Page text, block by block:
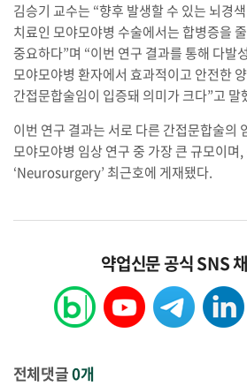
김승기 교수는 “향후 발생할 수 있는 뇌경
치료인 모야모야병 수술에서는 합병증을
중요하다”며 “이번 연구 결과를 통해 다발
모야모야병 환자에서 효과적이고 안전한
간접문합술임이 입증돼 의미가 크다”고 말
이번 연구 결과는 서로 다른 간접문합술의
모야모야병 임상 연구 중 가장 큰 규모이며
‘Neurosurgery’ 최근호에 게재됐다.
약업신문 공식 SNS
전체댓글0개